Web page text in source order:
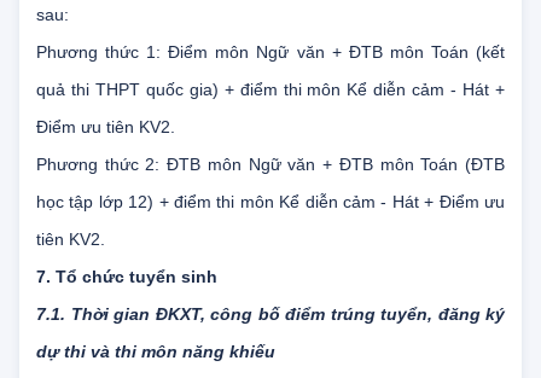
Phương thức 1: Điểm môn Ngữ văn + ĐTB môn Toán (kết
Điểm ưu tiên KV2.
Phương thức 2: ĐTB môn Ngữ văn + ĐTB môn Toán (ĐTB
7. Tổ chức tuyển sinh
7.1. Thời gian ĐKXT, công bố điểm trúng tuyển, đăng ký